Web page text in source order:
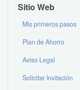
Sitio Web
Mis primeros pasos
Plan de Ahorro
Aviso Legal
Solicitar Invitación